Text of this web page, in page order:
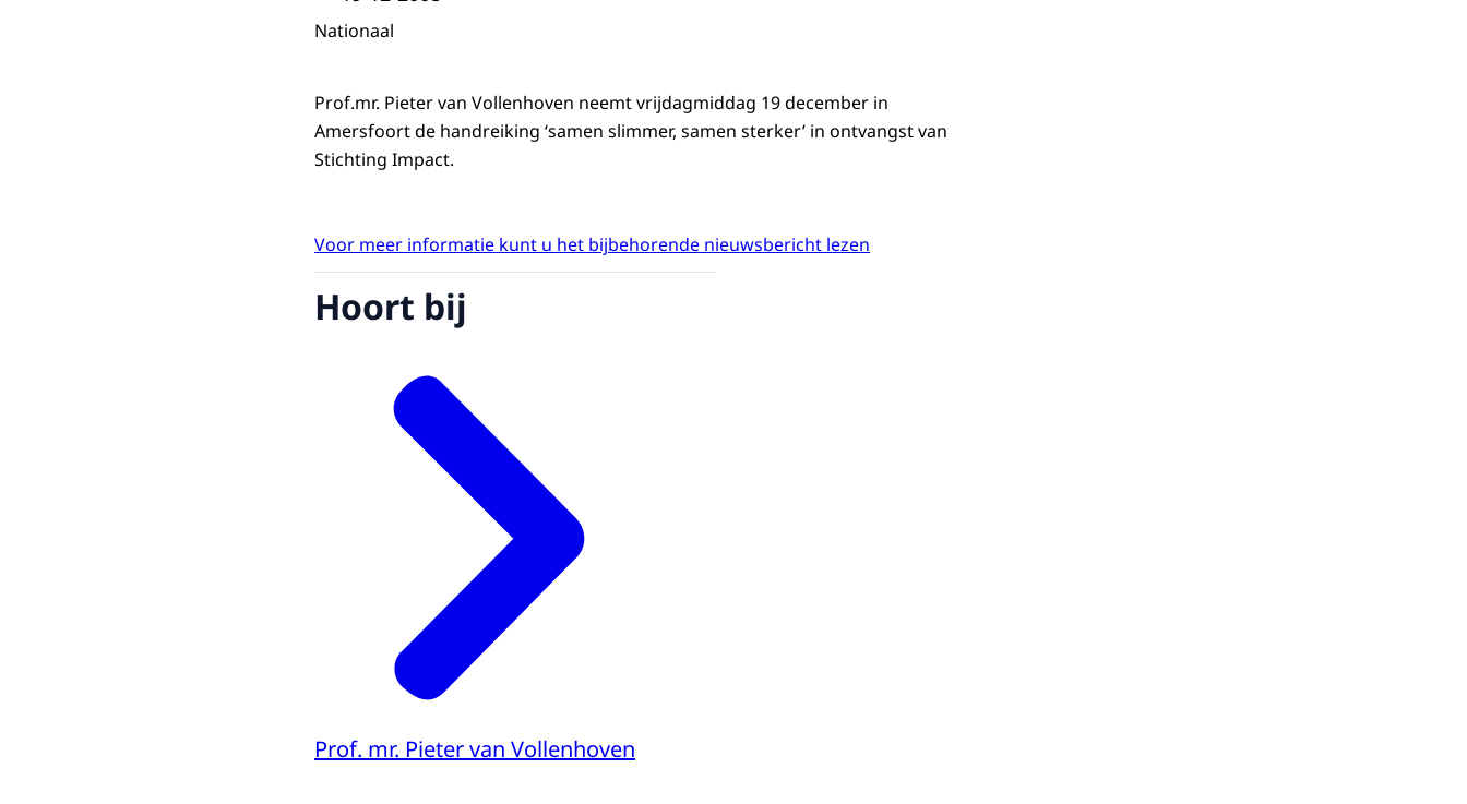
Nationaal
Prof.mr. Pieter van Vollenhoven neemt vrijdagmiddag 19 december in
Amersfoort de handreiking ‘samen slimmer, samen sterker’ in ontvangst van
Stichting Impact.
Voor meer informatie kunt u het bijbehorende nieuwsbericht lezen
Hoort bij
Prof. mr. Pieter van Vollenhoven